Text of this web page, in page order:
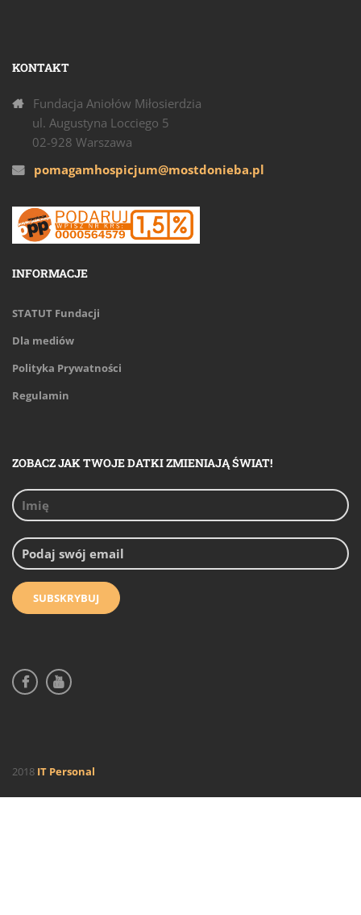
KONTAKT
Fundacja Aniołów Miłosierdzia
ul. Augustyna Locciego 5
02-928 Warszawa
pomagamhospicjum@mostdonieba.pl
INFORMACJE
STATUT Fundacji
Dla mediów
Polityka Prywatności
Regulamin
ZOBACZ JAK TWOJE DATKI ZMIENIAJĄ ŚWIAT!
2018 IT Personal